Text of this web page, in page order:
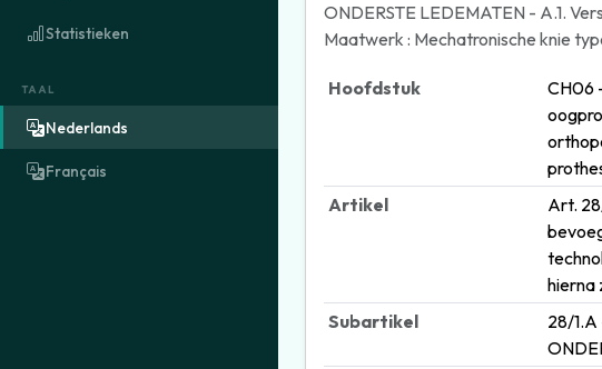
Statistieken
TAAL
Nederlands
Français
ONDERSTE LEDEMATEN - A.1.
Maatwerk : Mechatronische knie
Hoofdstuk
CH06
Artikel
Art.
hierna
Subartikel
28/1.A